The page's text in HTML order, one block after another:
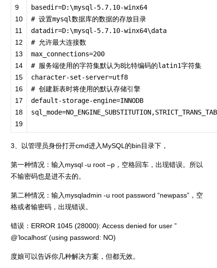
9
10
11
12
13
14
15
16
17
18
19
basedir=D:\mysql -5.7. 10-winx64
# 设置mysql数据库的数据的存放目录
datadir=D:\mysql -5.7. 10-winx64\data
# 允许最大连接数
max_connections=200
# 服务端使用的字符集默认为8比特编码的latin1字符集
character-set-server=utf8
# 创建新表时将使用的默认存储引擎
default-storage-engine=INNODB
sql_mode=
3、以管理员身份打开cmd进入MySQL的bin目录下，
第一种情况：输入mysql -u root –p，空格回车，出现错误。所以
不输密码也是进不去的。
第二种情况：输入mysqladmin -u root password “newpass”，空
格或者输密码，出现错误。
错误：ERROR 1045 (28000): Access denied for user ”
@’localhost’ (using password: NO)
度娘可以告诉你几种解决方案，但都无效。